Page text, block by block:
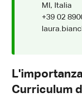
MI, Italia
+39 02
Curriculum